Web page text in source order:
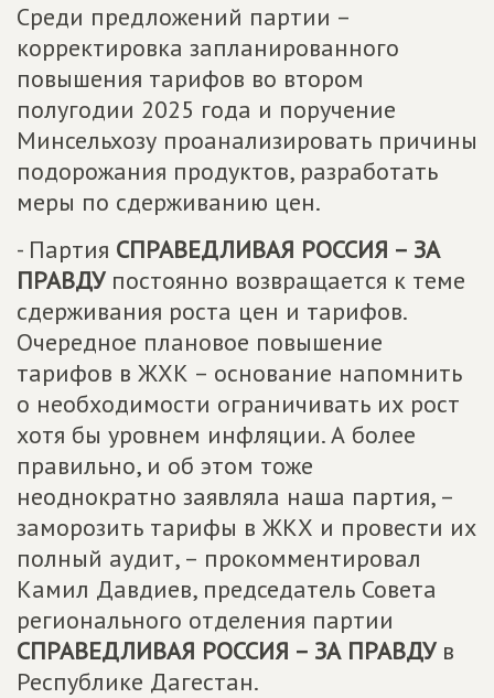
Среди предложений партии –
корректировка запланированного
повышения тарифов во втором
полугодии 2025 года и поручение
Минсельхозу проанализировать причины
подорожания продуктов, разработать
меры по сдерживанию цен.
- Партия СПРАВЕДЛИВАЯ РОССИЯ – ЗА
ПРАВДУпостоянно возвращается к теме
сдерживания роста цен и тарифов.
Очередное плановое повышение
тарифов в ЖХК – основание напомнить
о необходимости ограничивать их рост
хотя бы уровнем инфляции. А более
правильно, и об этом тоже
неоднократно заявляла наша партия, –
заморозить тарифы в ЖКХ и провести их
полный аудит, – прокомментировал
Камил Давдиев, председатель Совета
регионального отделения партии
СПРАВЕДЛИВАЯ РОССИЯ – ЗА ПРАВДУв
Республике Дагестан.